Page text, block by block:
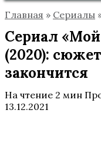
Главная » Сериалы
Сериал
(2020):
закончится
На чтение 2 мин
13.12.2021